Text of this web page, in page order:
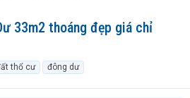
33m2 thoáng đẹp giá chỉ
thổ cư đông dư